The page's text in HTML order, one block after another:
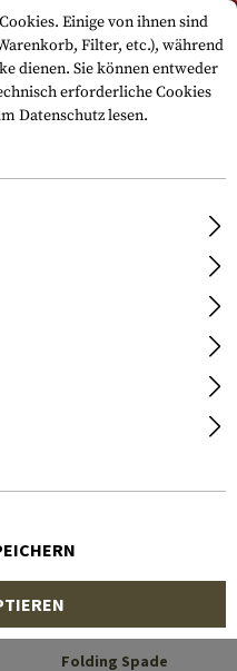
Grund eines Feiertags am
GLOCK
Folding Spade
Einige von ihnen sind
Filter, etc.), während
dienen. Sie können entweder
erforderliche Cookies
Datenschutz lesen.